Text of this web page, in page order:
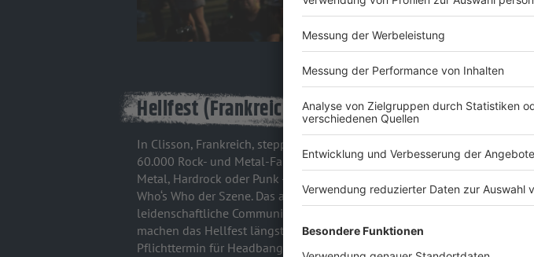
Bruna Prado/AP/dpa
Hellfest (Frankreich)
In Clisson, Frankreich, steppt jährlich beim Hellfest der Teufel: Über
60.000 Rock- und Metal-Fans pro Tag sorgen für Ausnahmezustand. Ob
Metal, Hardrock oder Punk - das Line-up liest sich jedes Jahr wie das
Who‘s Who der Szene. Das aufwändig gestaltete Gelände, die
leidenschaftliche Community und die beeindruckende Bandbreite
machen das Hellfest längst zur festen Größe in Europa und zum
Pflichttermin für Headbanger aus aller Welt.